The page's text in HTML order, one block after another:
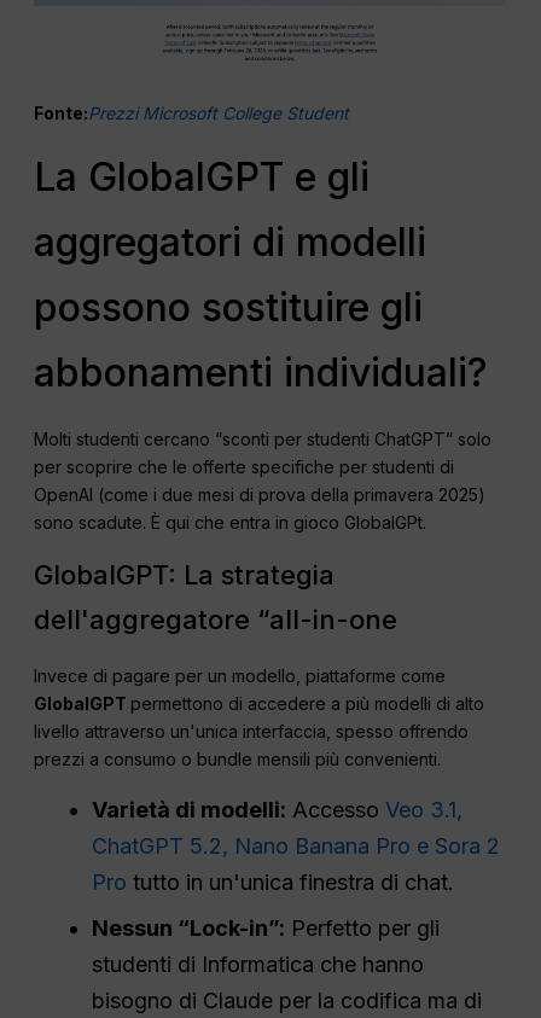
Fonte:Prezzi Microsoft College Student
La GlobalGPT e gli
aggregatori di modelli
possono sostituire gli
abbonamenti individuali?
Molti studenti cercano “sconti per studenti ChatGPT” solo
per scoprire che le offerte specifiche per studenti di
OpenAI (come i due mesi di prova della primavera 2025)
sono scadute. È qui che entra in gioco GlobalGPt.
GlobalGPT: La strategia
dell'aggregatore “all-in-one
Invece di pagare per un modello, piattaforme come
GlobalGPT permettono di accedere a più modelli di alto
livello attraverso un'unica interfaccia, spesso offrendo
prezzi a consumo o bundle mensili più convenienti.
Varietà di modelli: AccessoVeo 3.1,
ChatGPT 5.2, Nano Banana Pro e Sora 2
Pro tutto in un'unica finestra di chat.
Nessun “Lock-in”: Perfetto per gli
studenti di Informatica che hanno
bisogno di Claude per la codifica ma di